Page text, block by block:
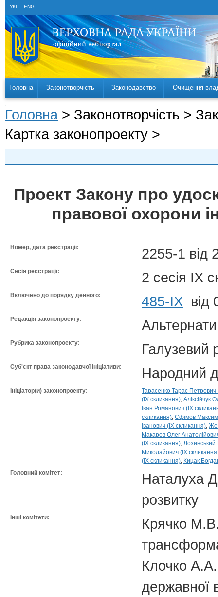
УКР ENG
Головна Законотворчість Законодавство Очищення
Головна > Законотворчість >
Картка законопроекту >
Проект Закону про
правової охорони
Номер, дата реєстрації: 2255-1 від
Сесія реєстрації: 2 сесія IX
Включено до порядку денного: 485-ІХ від
Редакція законопроекту:
Рубрика законопроекту: Галузевий
Суб'єкт права законодавчої ініціативи: Народний
Ініціатор(и) законопроекту:
Тарасенко Тарас Петрович
(IX скликання) Аліксійчук
Іван Романович (IX
скликання) Єфімов Максим
Іванович (IX скликання)
Макаров Олег
(IX скликання) Лозинський
Миколайович (IX
(IX скликання) Кицак
Головний комітет:
Наталуха
розвитку
Інші комітети:
Крячко
Клочко А.А.
державної